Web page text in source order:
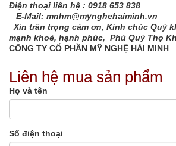
Điện thoại liên hệ : 0918 653 838
E-Mail: mnhm@mynghehaiminh.vn
Xin trân trọng cảm ơn, Kính chúc Quý
mạnh khoẻ, hạnh phúc, Phú Quý Thọ
CÔNG TY CỔ PHẦN MỸ NGHỆ HẢI MINH
Liên hệ mua sản phẩm
Họ và tên
Số điện thoại